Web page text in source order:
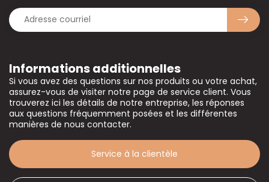
Informations additionnelles
Si vous avez des questions sur nos produits ou votre achat,
assurez-vous de visiter notre page de service client. Vous
trouverez ici les détails de notre entreprise, les réponses
aux questions fréquemment posées et les différentes
manières de nous contacter.
Service à la clientèle